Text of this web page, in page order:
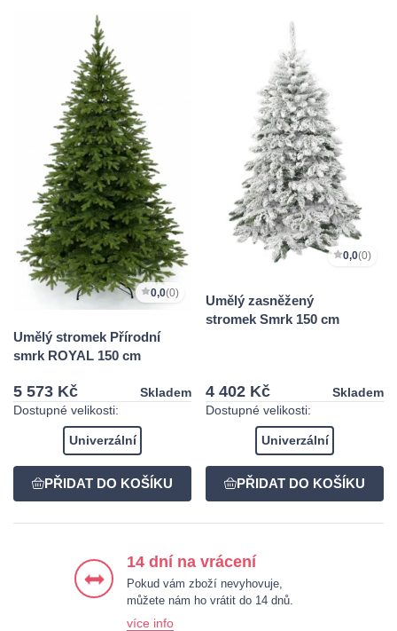
0,0(0)
Umělý stromek Přírodní
smrk ROYAL 150 cm
5 573 Kč
Skladem
Dostupné velikosti:
Univerzální
0,0(0)
Umělý zasněžený
stromek Smrk 150 cm
4 402 Kč
Skladem
Dostupné velikosti:
Univerzální
14 dní na vrácení
Pokud vám zboží nevyhovuje,
můžete nám ho vrátit do 14 dnů.
více info